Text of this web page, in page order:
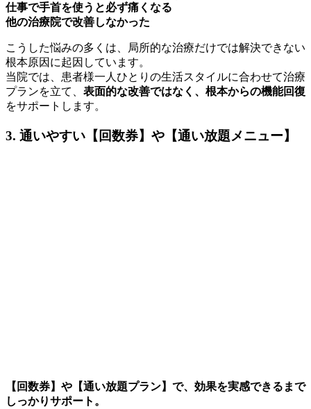
仕事で手首を使うと必ず痛くなる
他の治療院で改善しなかった
こうした悩みの多くは、局所的な治療だけでは解決できない
根本原因に起因しています。
当院では、患者様一人ひとりの生活スタイルに合わせて治療
プランを立て、 表面的な改善ではなく、根本からの機能回復
をサポートします。
3. 通いやすい【回数券】や【通い放題メニュー】
【回数券】や【通い放題プラン】で、効果を実感できるまで
しっかりサポート。